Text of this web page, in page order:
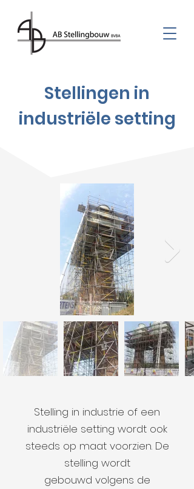
Stellingen in
industriële setting
Stelling in industrie of een
industriële setting wordt ook
steeds op maat voorzien. De
stelling wordt
gebouwd volgens de